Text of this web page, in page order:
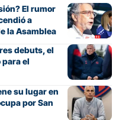
El rumor
a
la Asamblea
debuts, el
para el
su lugar en
por San